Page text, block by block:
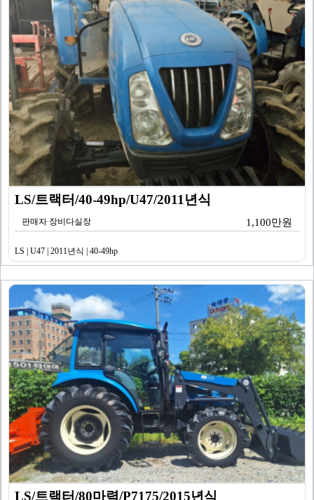
LS/트랙터/40-49hp/U47/2011년식
판매자 장비다실장 1,100만원
LS | U47 | 2011년식 | 40-49hp
LS/트랙터/80마력/P7175/2015년식